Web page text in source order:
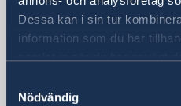
Dessa kan i sin tur
information som du har
Nödvändig
Lokala lagar och sedvänjor
In- och
Resa i landet
Sveriges ambassad
Indonesien, Jakarta